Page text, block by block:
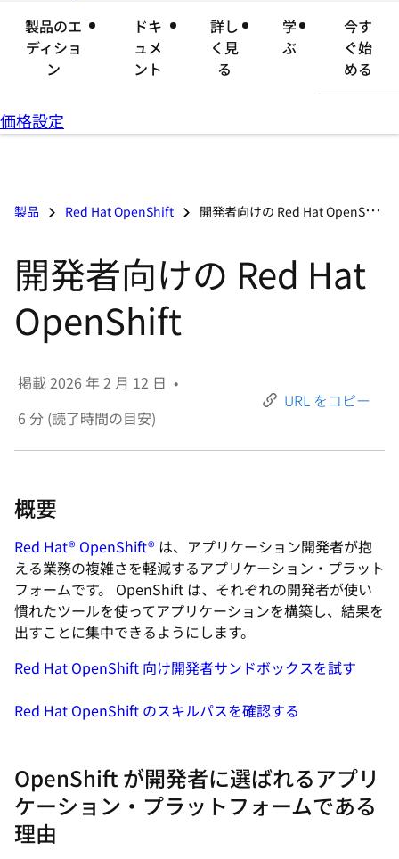
選
て
す
る
た
た
む
製品のエ
ディショ
ン
ドキ
ュメ
ント
詳し
く見
る
学
ぶ
今す
ぐ始
める
価格設定
製品 Red Hat OpenShift 開発者向けの Red Hat OpenShift
開発者向けの Red Hat
OpenShift
掲載2026 年 2 月 12 日 •
6 分 (読了時間の目安)
URL をコピー
概要
Red Hat® OpenShift® は、アプリケーション開発者が抱
える業務の複雑さを軽減するアプリケーション・プラット
フォームです。 OpenShift は、それぞれの開発者が使い
慣れたツールを使ってアプリケーションを構築し、結果を
出すことに集中できるようにします。
Red Hat OpenShift 向け開発者サンドボックスを試す
Red Hat OpenShift のスキルパスを確認する
OpenShift が開発者に選ばれるアプリ
ケーション・プラットフォームである
理由